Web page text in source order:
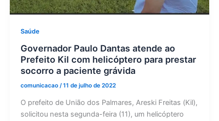
Saúde
Governador Paulo Dantas atende ao
Prefeito Kil com helicóptero para prestar
socorro a paciente grávida
comunicacao /11 de julho de 2022
O prefeito de União dos Palmares, Areski Freitas (Kil),
solicitou nesta segunda-feira (11), um helicóptero